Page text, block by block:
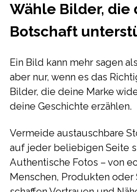
Wähle Bilder, die
Botschaft
Ein Bild kann mehr sagen
aber nur, wenn es das
Bilder, die deine Marke
deine Geschichte erzählen.
Vermeide austauschbare
auf jeder beliebigen Seite
Authentische Fotos – von
Menschen, Produkten oder